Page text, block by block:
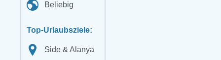
Beliebig
Top-Urlaubsziele:
Side & Alanya